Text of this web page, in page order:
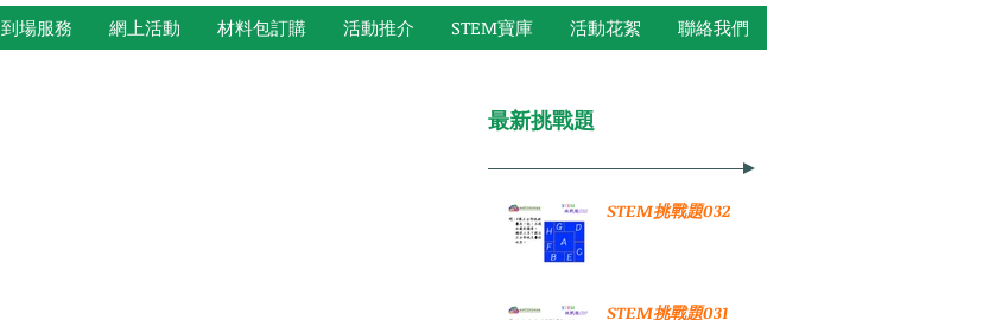
到場服務 網上活動 材料包訂購 活動推介 STEM寶庫 活動花絮 聯絡我們
最新挑戰題
STEM挑戰題032
STEM挑戰題031